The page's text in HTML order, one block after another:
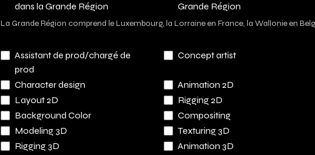
dans la Grande Région
Grande Région
La Grande Région comprend le Luxembourg, la Lorraine en France, la Wallonie en
Assistant de prod/chargé de
prod
Concept artist
Character design Animation 2D
Layout 2D
Rigging 2D
Background Color
Compositing
Modeling 3D
Texturing 3D
Rigging 3D
Animation 3D